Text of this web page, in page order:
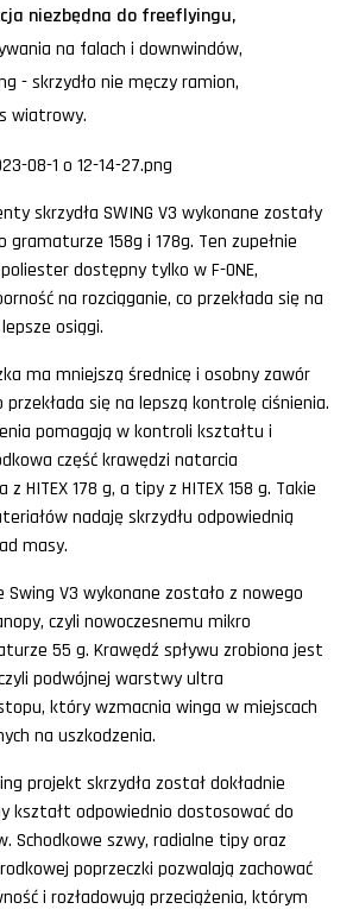
niezbędna do freeflyingu,
na falach i downwindów,
- skrzydło nie męczy ramion,
wiatrowy.
skrzydła SWING V3 wykonane zostały
gramaturze 158g i 178g. Ten zupełnie
dostępny tylko w F-ONE,
na rozciąganie, co przekłada się na
osiągi.
ma mniejszą średnicę i osobny zawór
się na lepszą kontrolę ciśnienia.
pomagają w kontroli kształtu i
część krawędzi natarcia
HITEX 178 g, a tipy z HITEX 158 g. Takie
nadaję skrzydłu odpowiednią
masy.
Swing V3 wykonane zostało z nowego
czyli nowoczesnemu mikro
55 g. Krawędź spływu zrobiona jest
podwójnej warstwy ultra
który wzmacnia winga w miejscach
na uszkodzenia.
projekt skrzydła został dokładnie
kształt odpowiednio dostosować do
Schodkowe szwy, radialne tipy oraz
poprzeczki pozwalają zachować
i rozładowują przeciążenia, którym